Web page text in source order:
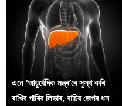
এনে ‘আয়ুৰ্বেদিক মন্ত্ৰ’ৰে সুস্থ কৰি
ৰাখিব পাৰিব লিভাৰ, বাচিব জেপৰ ধন